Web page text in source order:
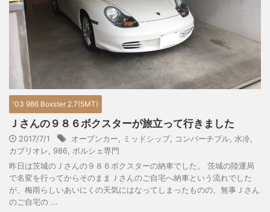
'03 986 Boxster 2.7(5MT)
Ｊさんの９８６ボクスターが旅立って行きました
2017/7/1 オープンカー ミッドシップ, コンバーチブル 水冷
カブリオレ
986 ポルシェ専門
昨日は茨城のＪさんの９８６ボクスターの納車でした。 茨城の陸運局
で名変を行ってからそのままＪさんのご自宅へ納車という流れでした
が、梅雨らしいあいにくの天気にはなってしまったものの、無事Ｊさん
のご自宅の ...